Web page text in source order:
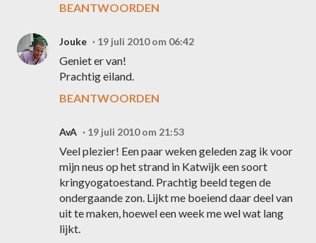
BEANTWOORDEN
Jouke 19 juli 2010 om 06:42
Geniet er van!
Prachtig eiland.
BEANTWOORDEN
AvA 19 juli 2010 om 21:53
Veel plezier! Een paar weken geleden zag ik voor
mijn neus op het strand in Katwijk een soort
kringyogatoestand. Prachtig beeld tegen de
ondergaande zon. Lijkt me boeiend daar deel van
uit te maken, hoewel een week me wel wat lang
lijkt.